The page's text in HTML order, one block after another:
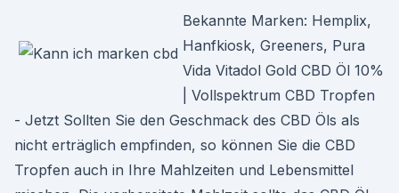
Bekannte Marken: Hemplix,
Hanfkiosk, Greeners, Pura
Vida Vitadol Gold CBD Öl 10%
| Vollspektrum CBD Tropfen
- Jetzt Sollten Sie den Geschmack des CBD Öls als
nicht erträglich empfinden, so können Sie die CBD
Tropfen auch in Ihre Mahlzeiten und Lebensmittel